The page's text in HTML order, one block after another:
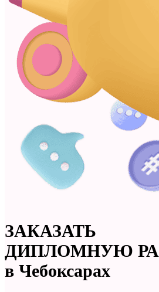
ЗАКАЗАТЬ
ДИПЛОМНУЮ
в Чебоксарах